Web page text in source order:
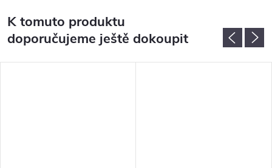
K tomuto produktu
doporučujeme ještě dokoupit